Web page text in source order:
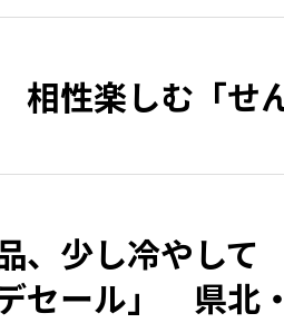
性楽しむ「せ
、少し冷やし
デセール」 県北